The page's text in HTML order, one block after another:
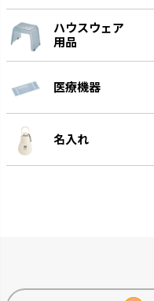
ハウスウェア
用品
医療機器
名入れ